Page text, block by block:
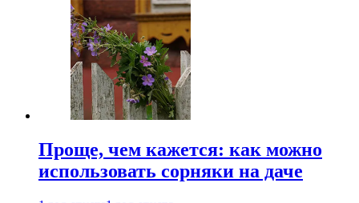
Проще, чем кажется: как можно
использовать сорняки на даче